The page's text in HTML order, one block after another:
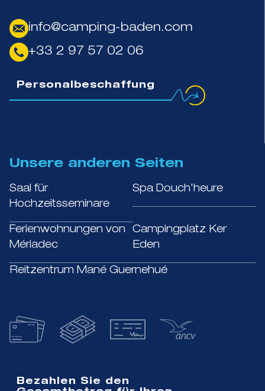
info@camping-baden.com
+33 2 97 57 02 06
Personalbeschaffung
Unsere anderen Seiten
Saal für
Hochzeitsseminare
Spa Douch'heure
Ferienwohnungen von
Mériadec
Campingplatz Ker
Eden
Reitzentrum Mané Guernehué
Bezahlen Sie den